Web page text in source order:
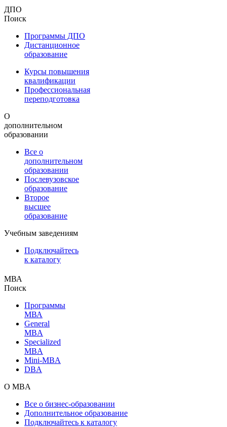
ДПО
Поиск
Программы ДПО
Дистанционное
образование
Курсы повышения
квалификации
Профессиональная
переподготовка
О
дополнительном
образовании
Все о
дополнительном
образовании
Послевузовское
образование
Второе
высшее
образование
Учебным заведениям
Подключайтесь
к каталогу
МВА
Поиск
Программы
МВА
General
MBA
Specialized
MBA
Mini-MBA
DBA
О MBA
Все о бизнес-образовании
Дополнительное образование
Подключайтесь к каталогу